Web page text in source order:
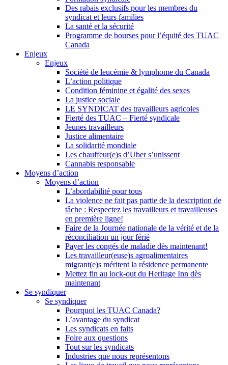
Des rabais exclusifs pour les membres du
syndicat et leurs families
La santé et la sécurité
Programme de bourses pour l’équité des TUAC
Canada
Enjeux
Enjeux
Société de leucémie & lymphome du Canada
L’action politique
Condition féminine et égalité des sexes
La justice sociale
LE SYNDICAT des travailleurs agricoles
Fierté des TUAC – Fierté syndicale
Jeunes travailleurs
Justice alimentaire
La solidarité mondiale
Les chauffeur(e)s d’Uber s’unissent
Cannabis responsable
Moyens d’action
Moyens d’action
L’abordabilité pour tous
La violence ne fait pas partie de la description de
tâche : Respectez les travailleurs et travailleuses
en première ligne!
Faire de la Journée nationale de la vérité et de la
réconciliation un jour férié
Payer les congés de maladie dès maintenant!
Les travailleur(euse)s agroalimentaires
migrant(e)s méritent la résidence permanente
Mettez fin au lock-out du Heritage Inn dès
maintenant
Se syndiquer
Se syndiquer
Pourquoi les TUAC Canada?
L’avantage du syndicat
Les syndicats en faits
Foire aux questions
Tout sur les syndicats
Industries que nous représentons